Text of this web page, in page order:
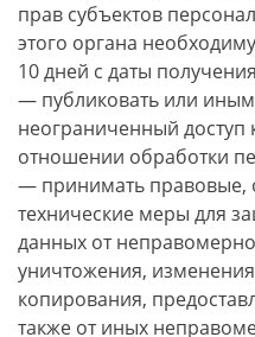
прав субъектов
этого органа
10 дней с даты
— публиковать или
неограниченный доступ
отношении обработки
— принимать правовые,
технические меры для
данных от
уничтожения,
копирования,
также от иных